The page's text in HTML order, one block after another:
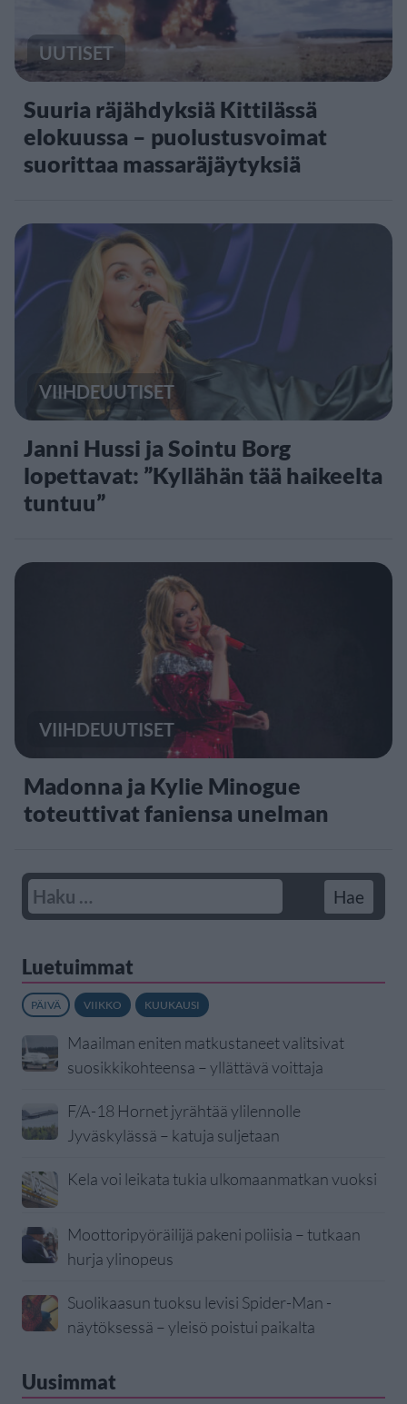
UUTISET
Suuria räjähdyksiä Kittilässä
elokuussa – puolustusvoimat
suorittaa massaräjäytyksiä
VIIHDEUUTISET
Janni Hussi ja Sointu Borg
lopettavat: ”Kyllähän tää haikeelta
tuntuu”
VIIHDEUUTISET
Madonna ja Kylie Minogue
toteuttivat faniensa unelman
Luetuimmat
PÄIVÄ VIIKKO KUUKAUSI
Maailman eniten matkustaneet valitsivat
suosikkikohteensa – yllättävä voittaja
F/A-18 Hornet jyrähtää ylilennolle
Jyväskylässä – katuja suljetaan
Kela voi leikata tukia ulkomaanmatkan vuoksi
Moottoripyöräilijä pakeni poliisia – tutkaan
hurja ylinopeus
Suolikaasun tuoksu levisi Spider-Man -
näytöksessä – yleisö poistui paikalta
Uusimmat